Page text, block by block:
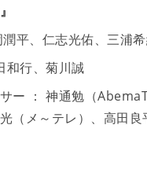
平、仁志光佑、三浦
和行、菊川誠
ー ： 神通勉（
（メ～テレ）、高田良